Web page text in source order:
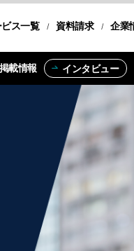
ス一覧
コース 資料請求 企業
載情報 インタビュー